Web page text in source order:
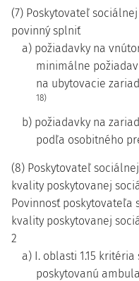
(7) Poskytovateľ
povinný splniť
a) požiadavky na
minimálne
na ubytovacie
18)
b) požiadavky na
podľa osobitného
(8) Poskytovateľ
kvality poskytovanej
Povinnosť poskytovateľa
kvality poskytovanej
2
a) I. oblasti 1.15
poskytovanú